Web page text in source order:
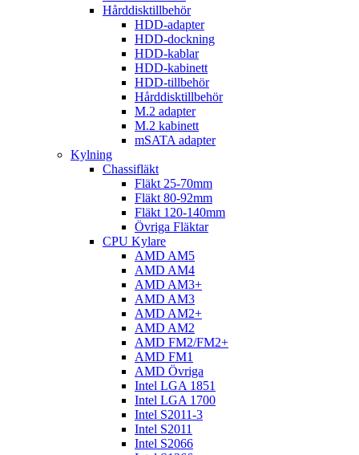
Hårddisktillbehör
HDD-adapter
HDD-dockning
HDD-kablar
HDD-kabinett
HDD-tillbehör
Hårddisktillbehör
M.2 adapter
M.2 kabinett
mSATA adapter
Kylning
Chassifläkt
Fläkt 25-70mm
Fläkt 80-92mm
Fläkt 120-140mm
Övriga Fläktar
CPU Kylare
AMD AM5
AMD AM4
AMD AM3+
AMD AM3
AMD AM2+
AMD AM2
AMD FM2/FM2+
AMD FM1
AMD Övriga
Intel LGA 1851
Intel LGA 1700
Intel S2011-3
Intel S2011
Intel S2066